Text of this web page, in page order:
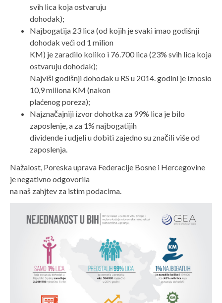
svih lica koja ostvaruju
dohodak);
Najbogatija 23 lica (od kojih je svaki imao godišnji
dohodak veći od 1 milion
KM) je zaradilo koliko i 76.700 lica (23% svih lica koja
ostvaruju dohodak);
Najviši godišnji dohodak u RS u 2014. godini je iznosio
10,9 miliona KM (nakon
plaćenog poreza);
Najznačajniji izvor dohotka za 99% lica je bilo
zaposlenje, a za 1% najbogatijih
dividende i udjeli u dobiti zajedno su značili više od
zaposlenja.
Nažalost, Poreska uprava Federacije Bosne i Hercegovine
je negativno odgovorila
na naš zahjtev za istim podacima.